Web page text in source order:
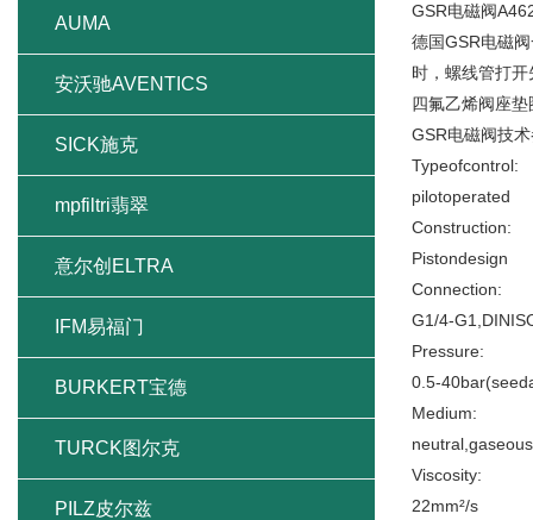
GSR电磁阀
德国GSR电磁
时，螺线管打
四氟乙烯阀座垫
GSR电磁阀技
Typeofcontrol:
pilotoperated
Construction:
Pistondesign
Connection:
G1/4-
Pressure:
0.5-
Medium:
Viscosity:
22mm²/s
AUMA
安沃驰AVENTICS
SICK施克
mpfiltri翡翠
意尔创ELTRA
IFM易福门
BURKERT宝德
TURCK图尔克
PILZ皮尔兹